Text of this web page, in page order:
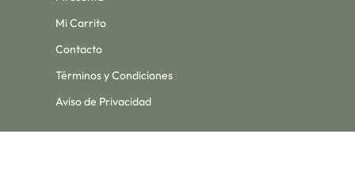
Mi Carrito
Contacto
Términos y Condiciones
Aviso de Privacidad